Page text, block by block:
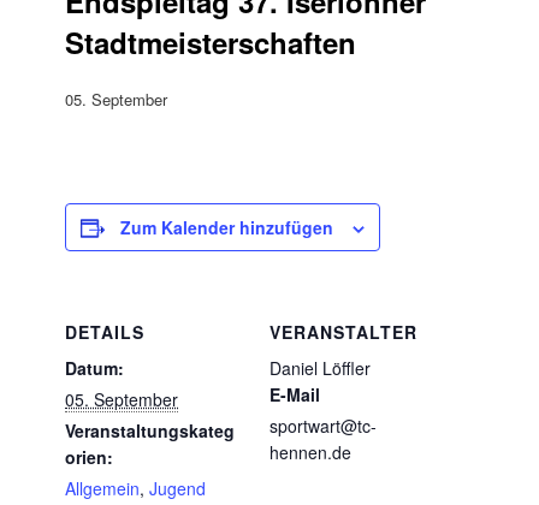
Stadtmeisterschaften
05. September
Zum Kalender hinzufügen
DETAILS
Datum:
05. September
Veranstaltungskateg
orien:
Allgemein,Jugend
VERANSTALTER
Daniel Löffler
E-Mail
sportwart@tc-
hennen.de